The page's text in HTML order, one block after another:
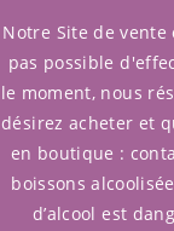
Accueil/Calvados
/ Eau de vie
Notre Site de
pas possible
le moment, nous
désirez acheter et
en boutique :
boissons
d’alcool est